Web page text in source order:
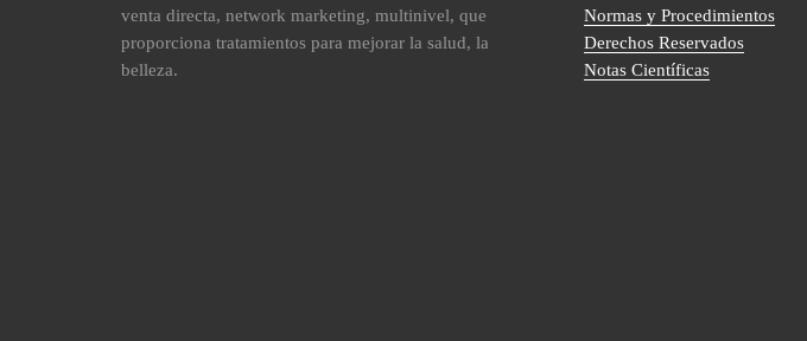
venta directa, network marketing, multinivel, que
proporciona tratamientos para mejorar la salud, la
belleza.
Normas y Procedimientos
Derechos Reservados
Notas Científicas